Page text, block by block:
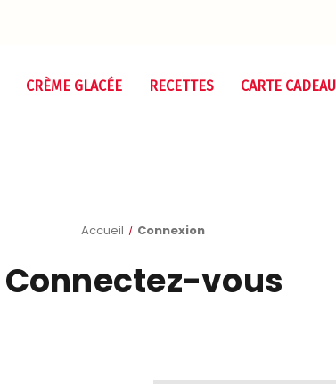
CRÈME GLACÉE RECETTES CARTE CADEAU
Accueil Connexion
Connectez-vous